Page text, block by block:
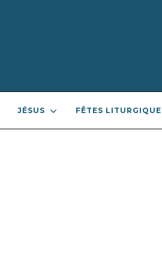
JÉSUS FÊTES